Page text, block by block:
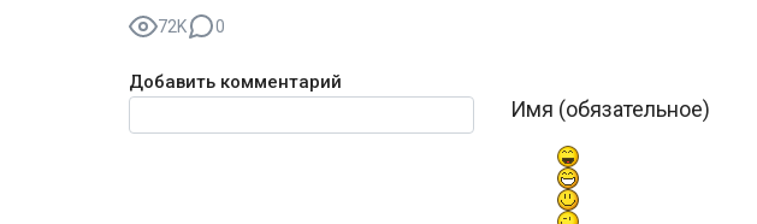
72K 0
Добавить комментарий
Имя (обязательное)
Текст комментария